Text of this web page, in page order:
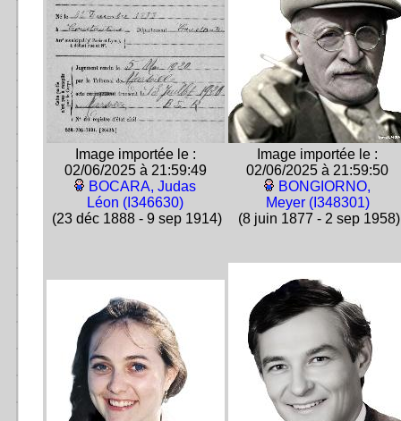
Image importée le :
02/06/2025 à 21:59:49
BOCARA, Judas
Léon (I346630)
(23 déc 1888 - 9 sep 1914)
Image importée le :
02/06/2025 à 21:59:50
BONGIORNO,
Meyer (I348301)
(8 juin 1877 - 2 sep 1958)